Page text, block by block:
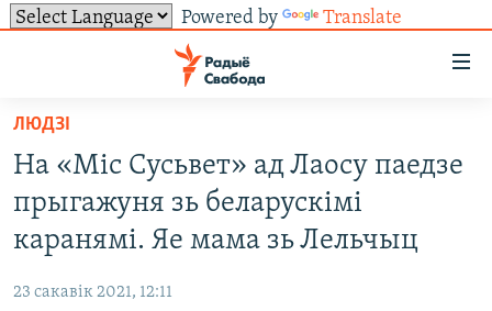
Powered by Translate
ўнівэрсальнага
доступу
Перайсьці
да
галоўнага
зьместу
Перайсьці
да
ТОЛЬКІ НА СВАБОДЗЕ
ГІСТОРЫЯ НА СВАБОДЗЕ
СУВЯЗЬ
ПАДЗЯЛІЦЦА ІНФАРМАЦЫЯЙ
ЛЮДЗІ
На «Міс Сусьвет» ад Лаосу паедзе
прыгажуня зь беларускімі
каранямі. Яе мама зь Лельчыц
23 сакавік 2021, 12:11